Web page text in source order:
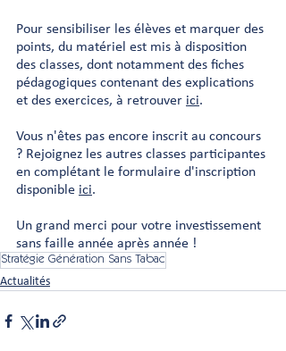
Pour sensibiliser les élèves et marquer des
points, du matériel est mis à disposition
des classes, dont notamment des fiches
pédagogiques contenant des explications
et des exercices, à retrouver ici.
Vous n'êtes pas encore inscrit au concours
? Rejoignez les autres classes participantes
en complétant le formulaire d'inscription
disponible ici.
Un grand merci pour votre investissement
sans faille année après année !
Stratégie Génération Sans Tabac
Actualités